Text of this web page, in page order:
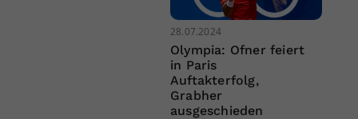
28.07.2024
Olympia: Ofner feiert
in Paris
Auftakterfolg,
Grabher
ausgeschieden